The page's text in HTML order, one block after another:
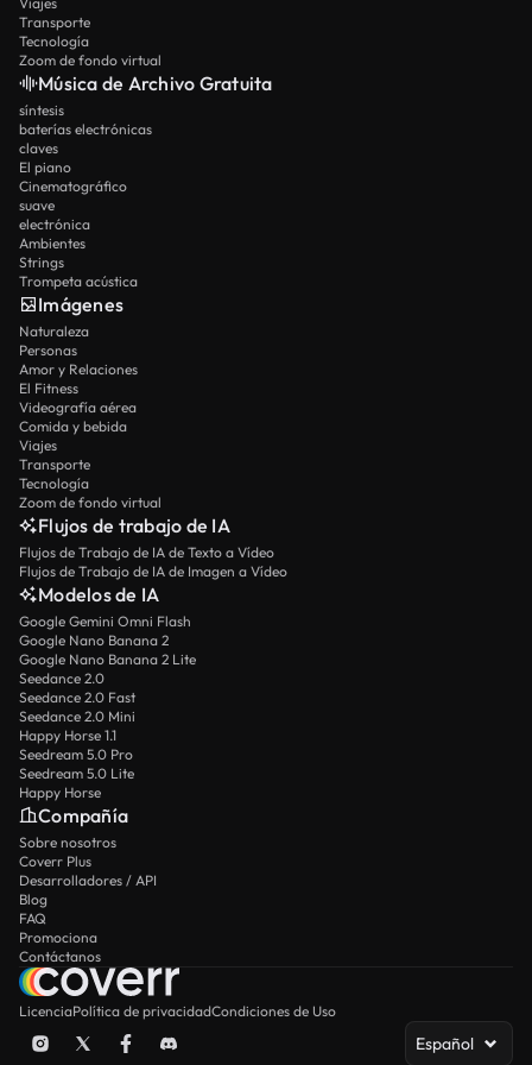
Transporte
Tecnología
Zoom de fondo virtual
Música de Archivo Gratuita
síntesis
baterías electrónicas
claves
El piano
Cinematográfico
suave
electrónica
Ambientes
Strings
Trompeta acústica
Imágenes
Naturaleza
Personas
Amor y Relaciones
El Fitness
Videografía aérea
Comida y bebida
Viajes
Transporte
Tecnología
Zoom de fondo virtual
Flujos de trabajo de IA
Flujos de Trabajo de IA de Texto a Vídeo
Flujos de Trabajo de IA de Imagen a Vídeo
Modelos de IA
Google Gemini Omni Flash
Google Nano Banana 2
Google Nano Banana 2 Lite
Seedance 2.0
Seedance 2.0 Fast
Seedance 2.0 Mini
Happy Horse 1.1
Seedream 5.0 Pro
Seedream 5.0 Lite
Happy Horse
Compañía
Sobre nosotros
Coverr Plus
Desarrolladores / API
Blog
FAQ
Promociona
Contáctanos
LicenciaPolítica de privacidadCondiciones de Uso
Español